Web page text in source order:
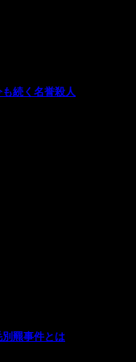
続く名誉殺人
羆事件とは